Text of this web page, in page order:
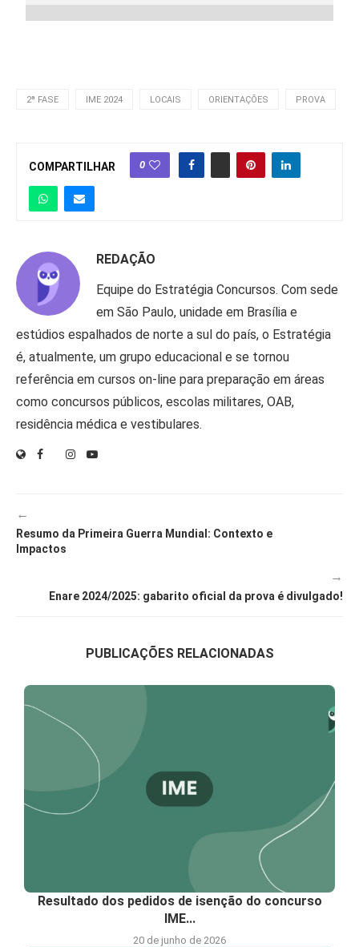
2ª FASE IME 2024 LOCAIS ORIENTAÇÕES PROVA
COMPARTILHAR 0
REDAÇÃO
Equipe do Estratégia Concursos. Com sede
em São Paulo, unidade em Brasília e
estúdios espalhados de norte a sul do país, o Estratégia
é, atualmente, um grupo educacional e se tornou
referência em cursos on-line para preparação em áreas
como concursos públicos, escolas militares, OAB,
residência médica e vestibulares.
←
Resumo da Primeira Guerra Mundial: Contexto e
Impactos
→
Enare 2024/2025: gabarito oficial da prova é divulgado!
PUBLICAÇÕES RELACIONADAS
Resultado dos pedidos de isenção do concurso
IME...
20 de junho de 2026